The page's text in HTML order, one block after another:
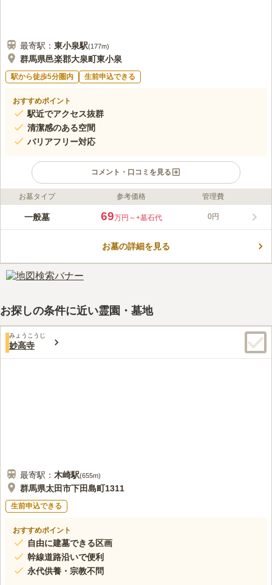
最寄駅： 東小泉駅(177m)
群馬県邑楽郡大泉町東小泉
駅から徒歩5分圏内 生前申込できる
おすすめポイント
駅近でアクセス抜群
清潔感のある空間
バリアフリー対応
コメント・口コミを見る
ライフドット編集部のコメント
大泉町の長閑な環境にある、曹洞宗の寺院墓地です。穏やかな空
す。日当たり良好で気持ちよくお墓参りすることができます。梅
能です。法要施設があります。お参りと合わせて法要を行いたい
方におすすめです。駐車場が完備されています。車で利用する方
ます。
口コミ評価
お墓タイプ 参考価格 管理費
一般墓 69万円～+墓石代 0円
お墓の詳細を見る
お探しの条件に近い霊園・墓地
みょうこうじ
妙高寺
最寄駅： 木崎駅(655m)
群馬県太田市下田島町1311
生前申込できる
おすすめポイント
自由に建墓できる区画
幹線道路沿いで便利
永代供養・宗教不問